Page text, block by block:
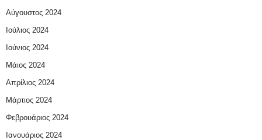
Αύγουστος 2024
Ιούλιος 2024
Ιούνιος 2024
Μάιος 2024
Απρίλιος 2024
Μάρτιος 2024
Φεβρουάριος 2024
Ιανουάριος 2024